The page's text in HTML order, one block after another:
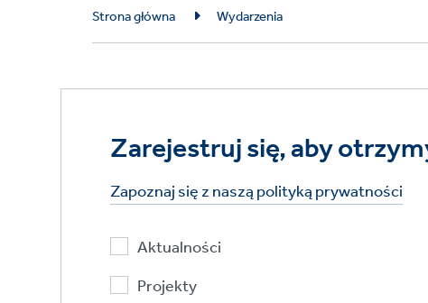
Breadcrumb
Strona główna Wydarzenia
Zarejestruj się, aby
Zapoznaj się z naszą polityką prywatności
Aktualności
Projekty